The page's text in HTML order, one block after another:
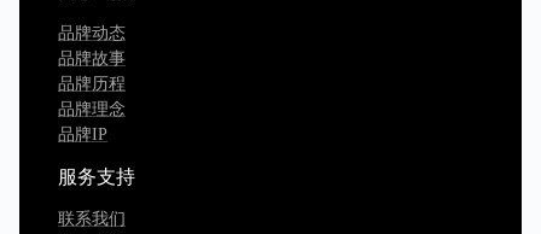
品牌动态
品牌故事
品牌历程
品牌理念
品牌IP
服务支持
联系我们